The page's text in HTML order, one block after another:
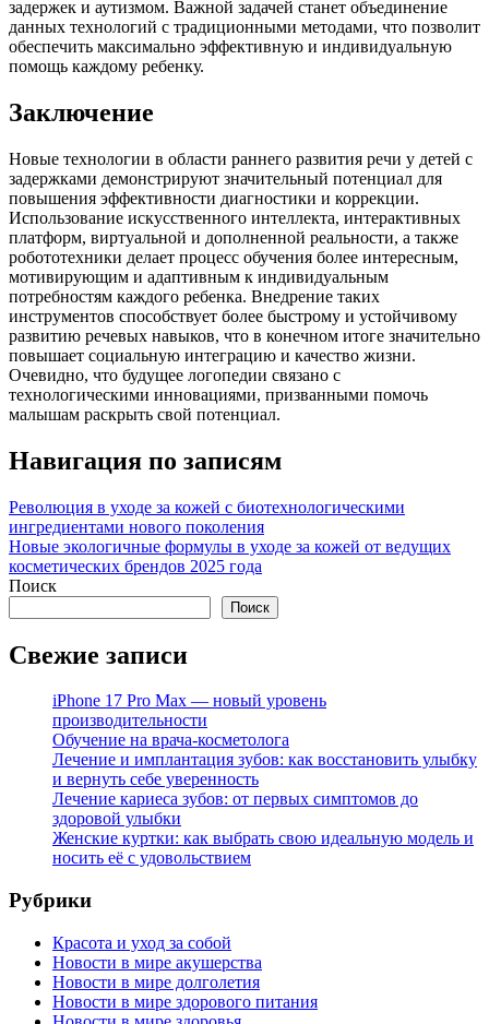
задержек и аутизмом. Важной задачей станет объединение
данных технологий с традиционными методами, что позволит
обеспечить максимально эффективную и индивидуальную
помощь каждому ребенку.
Заключение
Новые технологии в области раннего развития речи у детей с
задержками демонстрируют значительный потенциал для
повышения эффективности диагностики и коррекции.
Использование искусственного интеллекта, интерактивных
платформ, виртуальной и дополненной реальности, а также
робототехники делает процесс обучения более интересным,
мотивирующим и адаптивным к индивидуальным
потребностям каждого ребенка. Внедрение таких
инструментов способствует более быстрому и устойчивому
развитию речевых навыков, что в конечном итоге значительно
повышает социальную интеграцию и качество жизни.
Очевидно, что будущее логопедии связано с
технологическими инновациями, призванными помочь
малышам раскрыть свой потенциал.
Навигация по записям
Революция в уходе за кожей с биотехнологическими
ингредиентами нового поколения
Новые экологичные формулы в уходе за кожей от ведущих
косметических брендов 2025 года
Поиск
Поиск
Свежие записи
iPhone 17 Pro Max — новый уровень
производительности
Обучение на врача-косметолога
Лечение и имплантация зубов: как восстановить улыбку
и вернуть себе уверенность
Лечение кариеса зубов: от первых симптомов до
здоровой улыбки
Женские куртки: как выбрать свою идеальную модель и
носить её с удовольствием
Рубрики
Красота и уход за собой
Новости в мире акушерства
Новости в мире долголетия
Новости в мире здорового питания